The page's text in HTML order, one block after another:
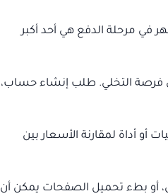
في مرحلة الدفع هي أحد أكبر
فرصة التخلي. طلب إنشاء حساب،
أداة لمقارنة الأسعار بين
أو بطء تحميل الصفحات يمكن أن